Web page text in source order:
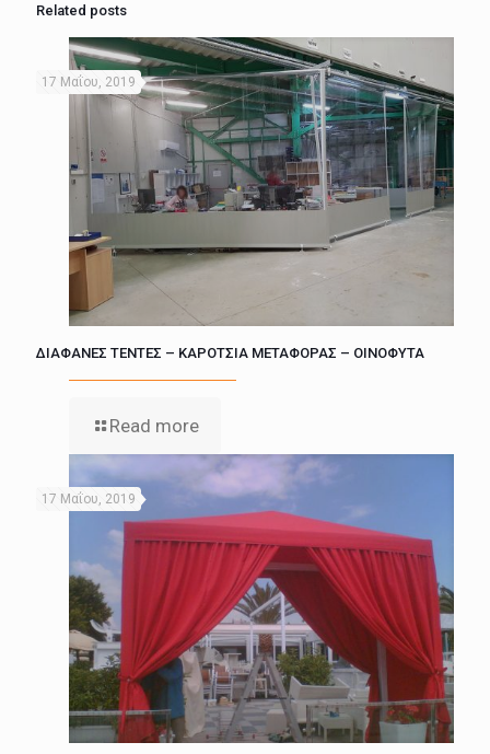
Related posts
17 Μαΐου, 2019
ΔΙΑΦΑΝΕΣ ΤΕΝΤΕΣ – ΚΑΡΟΤΣΙΑ ΜΕΤΑΦΟΡΑΣ – ΟΙΝΟΦΥΤΑ
Read more
17 Μαΐου, 2019